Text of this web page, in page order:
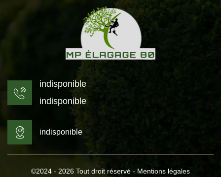
indisponible
indisponible
indisponible
©2024 - 2026 Tout droit réservé - Mentions légales